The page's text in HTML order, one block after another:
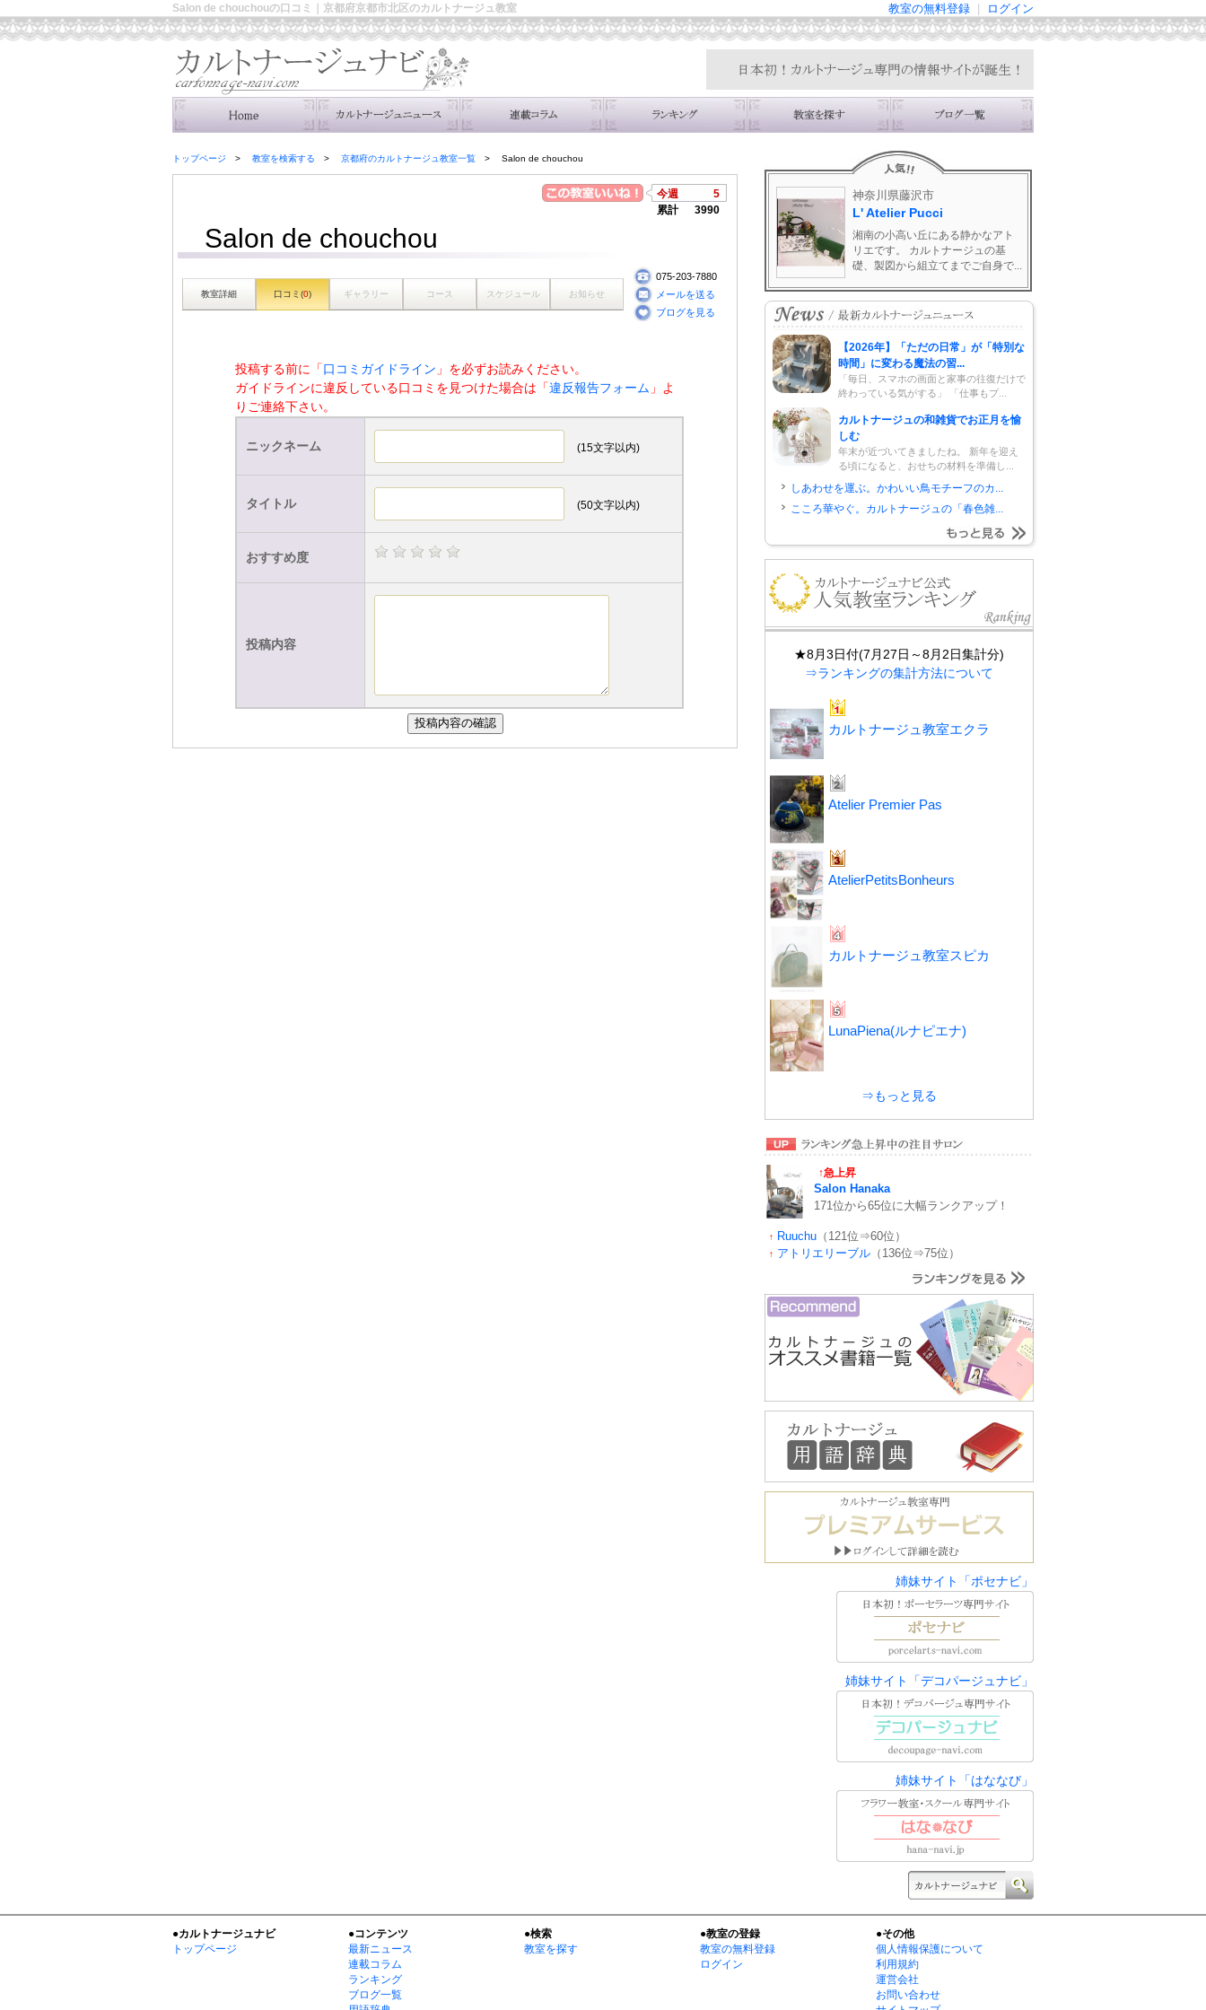
Salon de chouchouの口コミ｜京都府京都市北区のカルトナージュ教室 ログイン
教室の無料登録
トップページ 教室を検索する 京都府のカルトナージュ教室一覧 Salon de chouchou
今週
5
累計
3990
Salon de chouchou
教室詳細 口コミ(0) ギャラリー コース スケジュール お知らせ
075-203-7880
メールを送る
ブログを見る
投稿する前に「口コミガイドライン 」を必ずお読みください。
ガイドラインに違反している口コミを見つけた場合は「違反報告フォーム 」よ
りご連絡下さい。
ニックネーム (15文字以内)
タイトル (50文字以内)
おすすめ度
投稿内容
神奈川県藤沢市
L' Atelier Pucci
湘南の小高い丘にある静かなアト
リエです。 カルトナージュの基
礎、製図から組立てまでご自身で...
【2026年】「ただの日常」が「特別な
時間」に変わる魔法の習...
「毎日、スマホの画面と家事の往復だけで
終わっている気がする」 「仕事もプ...
カルトナージュの和雑貨でお正月を愉
しむ
年末が近づいてきましたね。 新年を迎え
る頃になると、おせちの材料を準備し...
しあわせを運ぶ。かわいい鳥モチーフのカ...
こころ華やぐ。カルトナージュの「春色雑...
★8月3日付(7月27日～8月2日集計分)
⇒ランキングの集計方法について
カルトナージュ教室エクラ
Atelier Premier Pas
AtelierPetitsBonheurs
カルトナージュ教室スピカ
LunaPiena(ルナピエナ)
⇒もっと見る
↑急上昇
Salon Hanaka
171位から65位に大幅ランクアップ！
↑ Ruuchu （121位⇒60位）
↑ アトリエリーブル （136位⇒75位）
姉妹サイト「ポセナビ」
姉妹サイト「デコパージュナビ」
姉妹サイト「はななび」
●カルトナージュナビ
トップページ
●コンテンツ
最新ニュース
連載コラム
ランキング
ブログ一覧
●検索
教室を探す
●教室の登録
教室の無料登録
ログイン
●その他
個人情報保護について
利用規約
運営会社
お問い合わせ